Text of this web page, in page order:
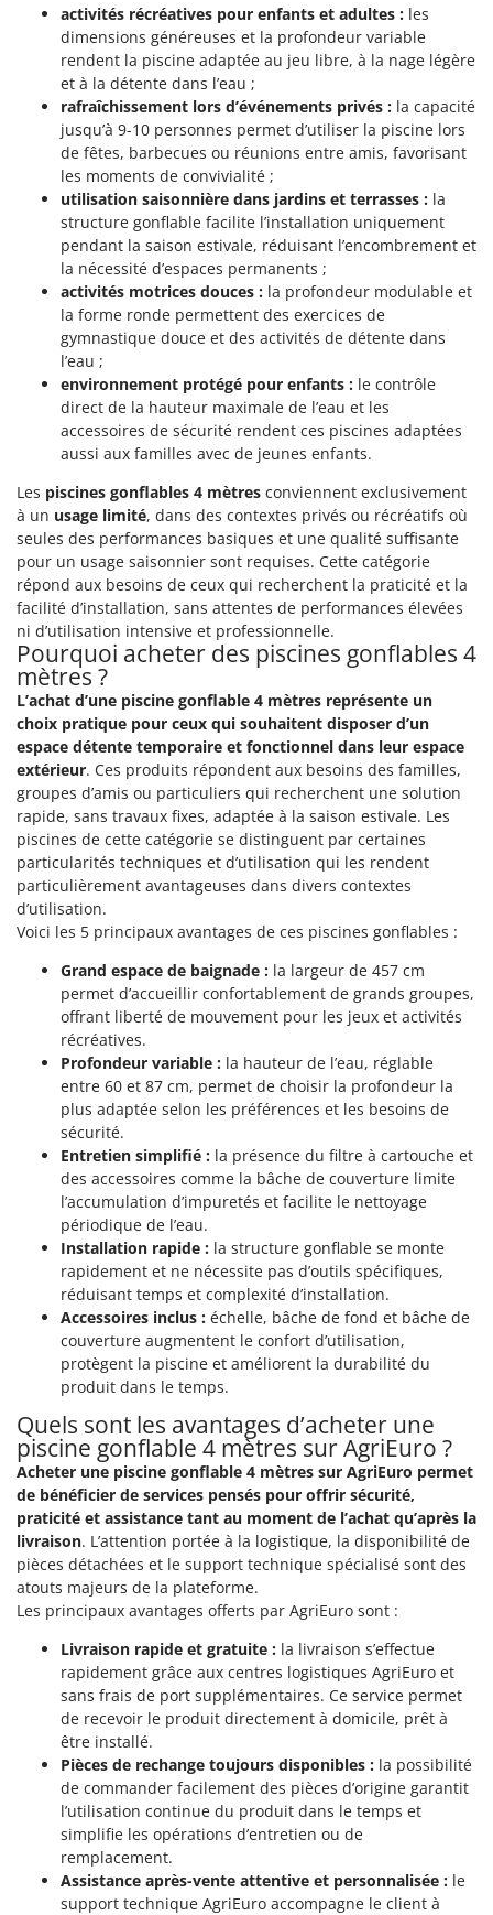
Ninja
Novatec
Novital
NuAir
NuovaFac
Officine Savioli
Oliviero
Olix
OMA
Omas
Ompagrill
Ooni
Oriental Koshin
Outdoorchef
P
Palazzetti
Palumbo Pavi
Partisani
Paterlini
Philips
Pramac
Prismafood
R
R.G.V.
Rato
Reber
Redback
Resto Italia
Ribimex
Ripartrak
Ritter
River Systems
Robomow
Rossofuoco
Rover Pompe
Royal Food
Ryobi
S.T.P.
Santos
Sbaraglia
Schnitzer
Seven Italy
Shark
Silky
Simatech
Sirman
Skil
Smeg
Snapper
Solidur
Spice Electronics
Spiralmac
Spring Protezione
Spyro
Stanley
activités récréatives pour enfants et adultes : les
dimensions généreuses et la profondeur variable
rendent la piscine adaptée au jeu libre, à la nage légère
et à la détente dans l’eau ;
rafraîchissement lors d’événements privés : la capacité
jusqu’à 9-10 personnes permet d’utiliser la piscine lors
de fêtes, barbecues ou réunions entre amis, favorisant
les moments de convivialité ;
utilisation saisonnière dans jardins et terrasses : la
structure gonflable facilite l’installation uniquement
pendant la saison estivale, réduisant l’encombrement et
la nécessité d’espaces permanents ;
activités motrices douces : la profondeur modulable et
la forme ronde permettent des exercices de
gymnastique douce et des activités de détente dans
l’eau ;
environnement protégé pour enfants : le contrôle
direct de la hauteur maximale de l’eau et les
accessoires de sécurité rendent ces piscines adaptées
aussi aux familles avec de jeunes enfants.
Les piscines gonflables 4 mètres conviennent exclusivement
à un usage limité, dans des contextes privés ou récréatifs où
seules des performances basiques et une qualité suffisante
pour un usage saisonnier sont requises. Cette catégorie
répond aux besoins de ceux qui recherchent la praticité et la
facilité d’installation, sans attentes de performances élevées
ni d’utilisation intensive et professionnelle.
Pourquoi acheter des piscines gonflables 4
mètres ?
L’achat d’une piscine gonflable 4 mètres représente un
choix pratique pour ceux qui souhaitent disposer d’un
espace détente temporaire et fonctionnel dans leur espace
extérieur. Ces produits répondent aux besoins des familles,
groupes d’amis ou particuliers qui recherchent une solution
rapide, sans travaux fixes, adaptée à la saison estivale. Les
piscines de cette catégorie se distinguent par certaines
particularités techniques et d’utilisation qui les rendent
particulièrement avantageuses dans divers contextes
d’utilisation.
Voici les 5 principaux avantages de ces piscines gonflables :
Grand espace de baignade : la largeur de 457 cm
permet d’accueillir confortablement de grands groupes,
offrant liberté de mouvement pour les jeux et activités
récréatives.
Profondeur variable : la hauteur de l’eau, réglable
entre 60 et 87 cm, permet de choisir la profondeur la
plus adaptée selon les préférences et les besoins de
sécurité.
Entretien simplifié : la présence du filtre à cartouche et
des accessoires comme la bâche de couverture limite
l’accumulation d’impuretés et facilite le nettoyage
périodique de l’eau.
Installation rapide : la structure gonflable se monte
rapidement et ne nécessite pas d’outils spécifiques,
réduisant temps et complexité d’installation.
Accessoires inclus : échelle, bâche de fond et bâche de
couverture augmentent le confort d’utilisation,
protègent la piscine et améliorent la durabilité du
produit dans le temps.
Quels sont les avantages d’acheter une
piscine gonflable 4 mètres sur AgriEuro ?
Acheter une piscine gonflable 4 mètres sur AgriEuro permet
de bénéficier de services pensés pour offrir sécurité,
praticité et assistance tant au moment de l’achat qu’après la
livraison. L’attention portée à la logistique, la disponibilité de
pièces détachées et le support technique spécialisé sont des
atouts majeurs de la plateforme.
Les principaux avantages offerts par AgriEuro sont :
Livraison rapide et gratuite : la livraison s’effectue
rapidement grâce aux centres logistiques AgriEuro et
sans frais de port supplémentaires. Ce service permet
de recevoir le produit directement à domicile, prêt à
être installé.
Pièces de rechange toujours disponibles : la possibilité
de commander facilement des pièces d’origine garantit
l’utilisation continue du produit dans le temps et
simplifie les opérations d’entretien ou de
remplacement.
Assistance après-vente attentive et personnalisée : le
support technique AgriEuro accompagne le client à